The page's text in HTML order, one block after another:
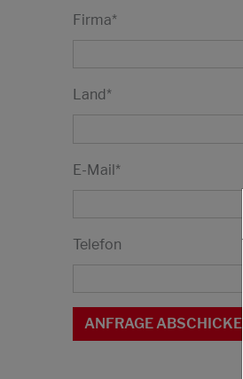
Firma*
Land*
E-Mail*
Telefon